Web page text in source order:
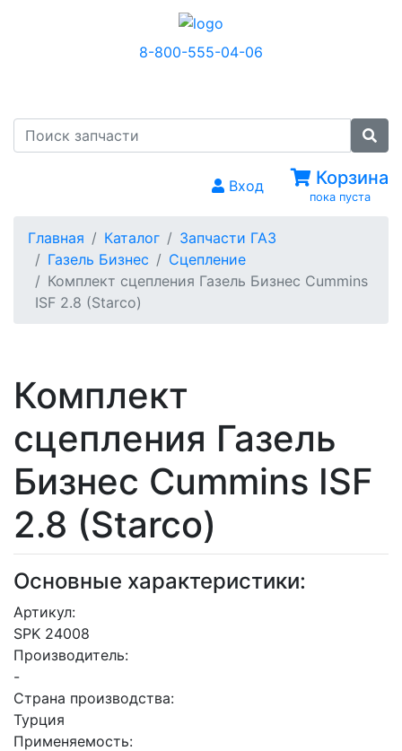
8-800-555-04-06
Вход Корзина
пока пуста
Главная Каталог
Запчасти ГАЗ
Газель Бизнес
Сцепление
Комплект сцепления Газель Бизнес Cummins
ISF 2.8 (Starco)
Комплект
сцепления Газель
Бизнес Cummins ISF
2.8 (Starco)
Основные характеристики:
Артикул:
SPK 24008
Производитель:
-
Страна производства:
Турция
Применяемость: